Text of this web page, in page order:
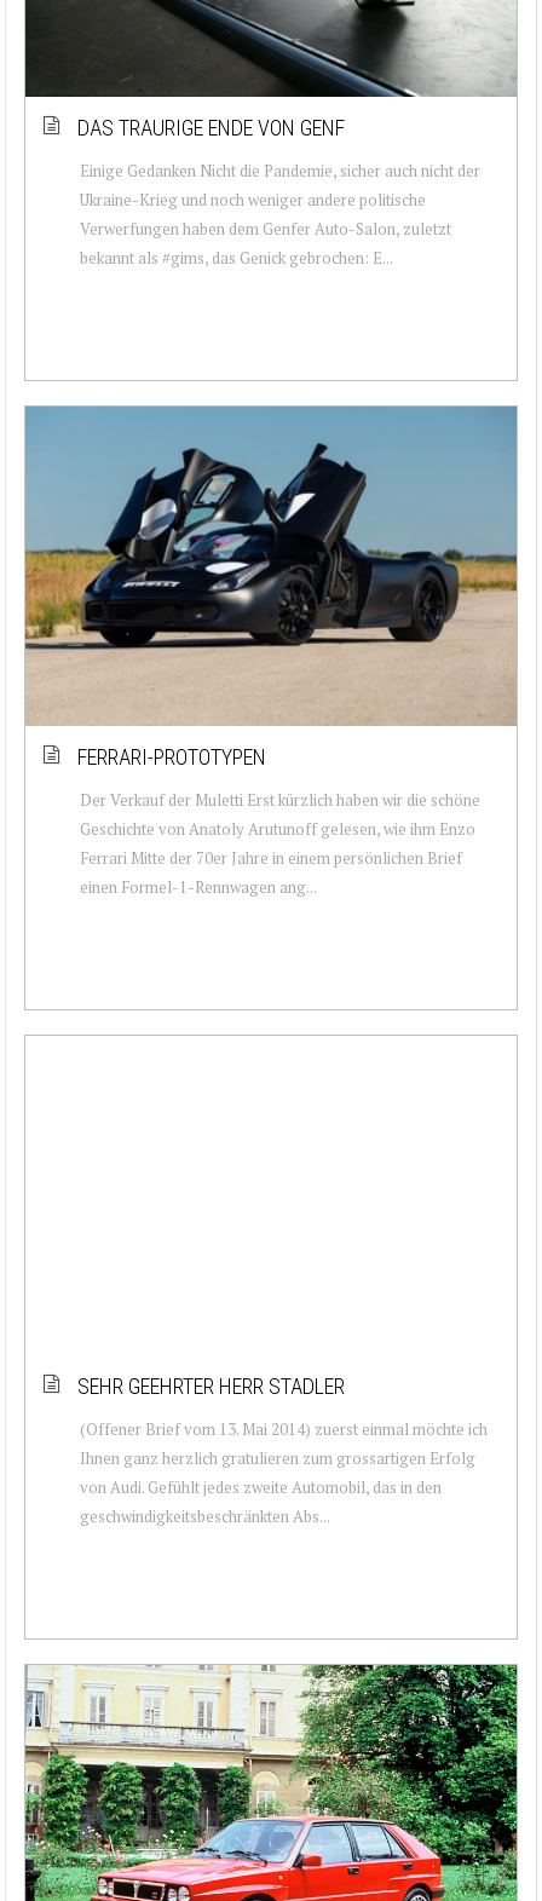
DAS TRAURIGE ENDE VON GENF
Einige Gedanken Nicht die Pandemie, sicher auch nicht der
Ukraine-Krieg und noch weniger andere politische
Verwerfungen haben dem Genfer Auto-Salon, zuletzt
bekannt als #gims, das Genick gebrochen: E...
FERRARI-PROTOTYPEN
Der Verkauf der Muletti Erst kürzlich haben wir die schöne
Geschichte von Anatoly Arutunoff gelesen, wie ihm Enzo
Ferrari Mitte der 70er Jahre in einem persönlichen Brief
einen Formel-1-Rennwagen ang...
SEHR GEEHRTER HERR STADLER
(Offener Brief vom 13. Mai 2014) zuerst einmal möchte ich
Ihnen ganz herzlich gratulieren zum grossartigen Erfolg
von Audi. Gefühlt jedes zweite Automobil, das in den
geschwindigkeitsbeschränkten Abs...